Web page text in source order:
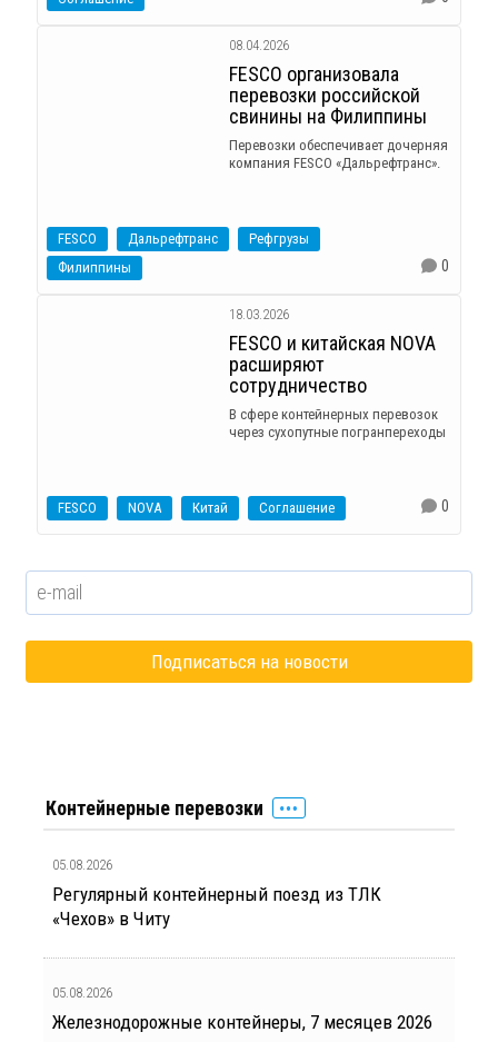
08.04.2026
FESCO организовала
перевозки российской
свинины на Филиппины
Перевозки обеспечивает дочерняя
компания FESCO «Дальрефтранс».
FESCO Дальрефтранс
Рефгрузы
Филиппины
0
18.03.2026
FESCO и китайская NOVA
расширяют
сотрудничество
В сфере контейнерных перевозок
через сухопутные погранпереходы
FESCO NOVA Китай Соглашение 0
Контейнерные перевозки
05.08.2026
Регулярный контейнерный поезд из ТЛК
«Чехов» в Читу
05.08.2026
Железнодорожные контейнеры, 7 месяцев 2026